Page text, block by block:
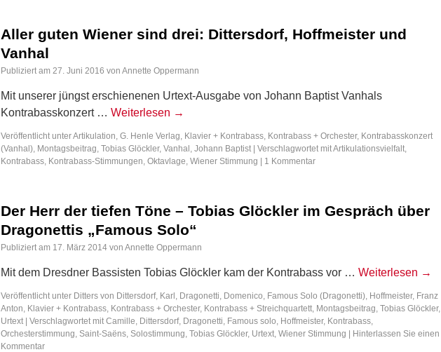
Aller guten Wiener sind drei: Dittersdorf, Hoffmeister und
Vanhal
Publiziert am 27. Juni 2016 von Annette Oppermann
Mit unserer jüngst erschienenen Urtext-Ausgabe von Johann Baptist Vanhals
Kontrabasskonzert … Weiterlesen →
Veröffentlicht unterArtikulation, G. Henle Verlag, Klavier + Kontrabass, Kontrabass + Orchester, Kontrabasskonzert
(Vanhal), Montagsbeitrag, Tobias Glöckler, Vanhal, Johann Baptist Verschlagwortet mitArtikulationsvielfalt,
Kontrabass, Kontrabass-Stimmungen, Oktavlage, Wiener Stimmung 1 Kommentar
Der Herr der tiefen Töne – Tobias Glöckler im Gespräch über
Dragonettis „Famous Solo“
Publiziert am 17. März 2014 von Annette Oppermann
Mit dem Dresdner Bassisten Tobias Glöckler kam der Kontrabass vor … Weiterlesen →
Veröffentlicht unter Ditters von Dittersdorf, Karl , Dragonetti, Domenico, Famous Solo (Dragonetti), Hoffmeister, Franz
Anton, Klavier + Kontrabass, Kontrabass + Orchester, Kontrabass + Streichquartett, Montagsbeitrag, Tobias Glöckler,
Urtext
Verschlagwortet mit Camille, Dittersdorf, Dragonetti, Famous solo, Hoffmeister, Kontrabass,
Orchesterstimmung, Saint-Saëns, Solostimmung, Tobias Glöckler, Urtext, Wiener Stimmung
Hinterlassen Sie einen
Kommentar